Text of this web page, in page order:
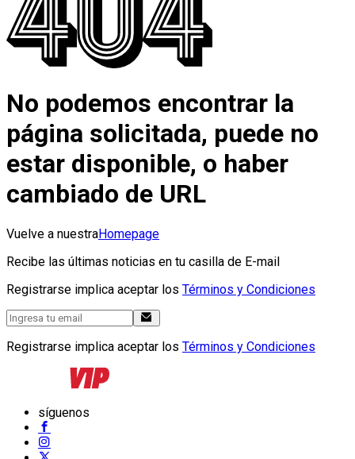
No podemos encontrar la
página solicitada, puede no
estar disponible, o haber
cambiado de URL
Vuelve a nuestraHomepage
Recibe las últimas noticias en tu casilla de E-mail
Registrarse implica aceptar los Términos y Condiciones
Registrarse implica aceptar los Términos y Condiciones
síguenos